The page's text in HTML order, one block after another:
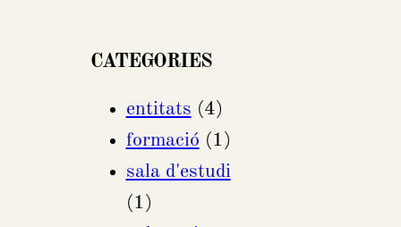
CATEGORIES
entitats (4)
formació (1)
sala d'estudi
(1)